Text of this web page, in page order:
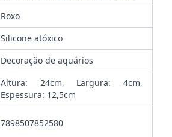
Roxo
Silicone atóxico
Decoração de aquários
Altura: 24cm, Largura: 4cm,
Espessura: 12,5cm
7898507852580